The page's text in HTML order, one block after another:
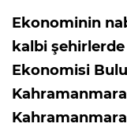
Ekonominin
kalbi
Ekonomisi